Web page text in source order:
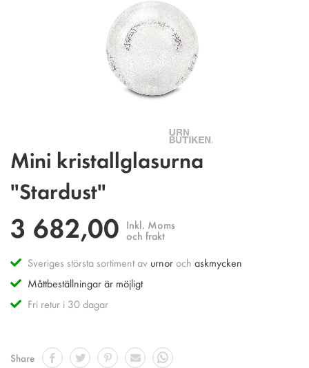
till
av
bildgalleriet
Mini kristallglasurna
"Stardust"
3 682,00 Inkl. Moms
och frakt
Sveriges största sortiment av urnoroch askmycken
Måttbeställningar är möjligt
Fri retur i 30 dagar
Share